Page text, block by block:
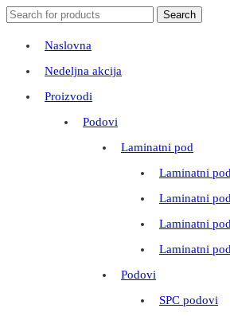
Search
for:
Search
Naslovna
Nedeljna akcija
Proizvodi
Podovi
Laminatni pod
Laminatni
Laminatni
Laminatni
Laminatni
Podovi
SPC podovi